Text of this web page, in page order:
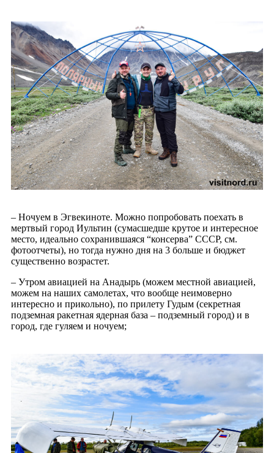
– Ночуем в Эгвекиноте. Можно попробовать поехать в
мертвый город Иультин (сумасшедше крутое и интересное
место, идеально сохранившаяся “консерва” СССР, см.
фотоотчеты), но тогда нужно дня на 3 больше и бюджет
существенно возрастет.
– Утром авиацией на Анадырь (можем местной авиацией,
можем на наших самолетах, что вообще неимоверно
интересно и прикольно), по прилету Гудым (секретная
подземная ракетная ядерная база – подземный город) и в
город, где гуляем и ночуем;